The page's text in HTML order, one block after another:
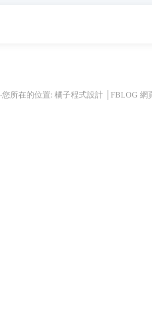
‧您所在的位置: 橘子程式設計 │FBLOG